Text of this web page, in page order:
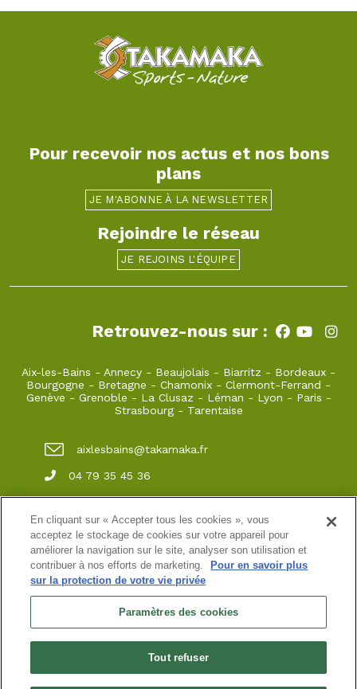
Pour recevoir nos actus et nos bons
plans
JE M'ABONNE À LA NEWSLETTER
Rejoindre le réseau
JE REJOINS L'ÉQUIPE
Retrouvez-nous sur :
Aix-les-Bains - Annecy - Beaujolais - Biarritz - Bordeaux -
Bourgogne - Bretagne - Chamonix - Clermont-Ferrand -
Genève - Grenoble - La Clusaz - Léman - Lyon - Paris -
Strasbourg- Tarentaise
aixlesbains@takamaka.fr
04 79 35 45 36
65, Boulevard du Lac Grand Port 73100 Aix-
les-Bains
Site classique-Mon compte-Informations pratiques
Conditions générales de vente-Newsletter
Chambéry
N° de TVA intracommunautaire : FR00 452 086 150
En cliquant sur « Accepter tous les cookies », vous
acceptez le stockage de cookies sur votre appareil pour
améliorer la navigation sur le site, analyser son utilisation et
contribuer à nos efforts de marketing.
Pour en savoir plus
sur la protection de votre vie privée
Paramètres des cookies
Tout refuser